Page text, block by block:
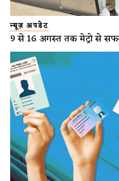
न्यूज़ अपडेट
9 से 16 अगस्त तक मेट्रो से